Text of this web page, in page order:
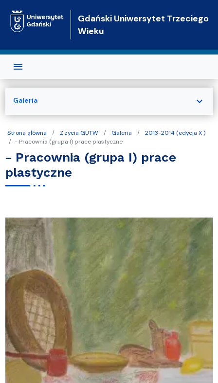
Gdański Uniwersytet Trzeciego
Wieku
Strona główna Z życia GUTW Galeria
2013-2014 (edycja X )
- Pracownia (grupa I) prace plastyczne
- Pracownia (grupa I) prace
plastyczne
Galeria expand_more